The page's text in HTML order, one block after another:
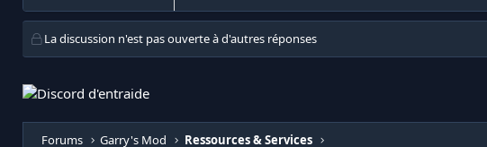
La discussion n'est pas ouverte à d'autres réponses
Forums Garry's Mod Ressources & Services